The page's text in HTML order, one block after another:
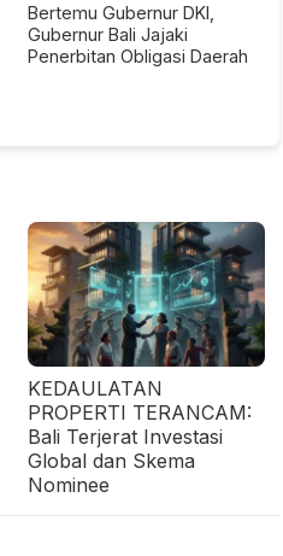
Bertemu Gubernur DKI,
Gubernur Bali Jajaki
Penerbitan Obligasi Daerah
KEDAULATAN
PROPERTI TERANCAM:
Bali Terjerat Investasi
Global dan Skema
Nominee